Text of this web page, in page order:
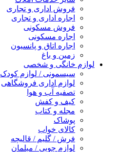
فروش اداری و تجاری
اجاره اداری و تجاری
فروش مسکونی
اجاره مسکونی
اجاره اتاق و پانسیون
زمین و باغ
لوازم خانگی و شخصی
سیسمونی / لوازم کودک
لوازم اداری فروشگاهی
تصفیه آب و هوا
کیف و کفش
مجله و کتاب
پوشاک
کالای خواب
فرش / گلیم / قالیچه
لوازم چوبی / مبلمان